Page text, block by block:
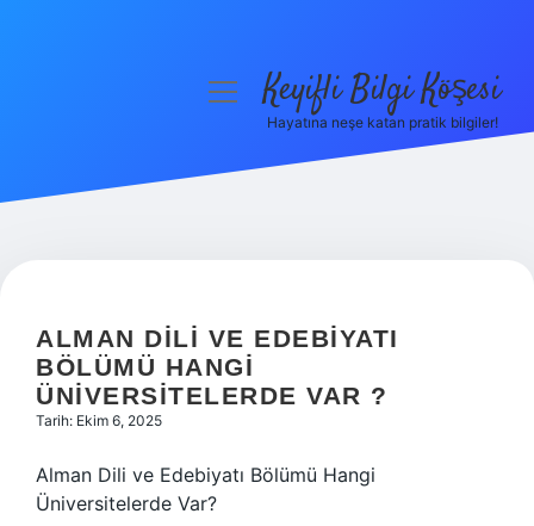
Hakkımızda
menüyüKeyifli Bilgi Köşesi
Hayatına neşe katan pratik bilgiler!
ALMAN DILI VE EDEBIYATI
BÖLÜMÜ HANGI
ÜNIVERSITELERDE VAR ?
Tarih: Ekim 6, 2025
Alman Dili ve Edebiyatı Bölümü Hangi
Üniversitelerde Var?